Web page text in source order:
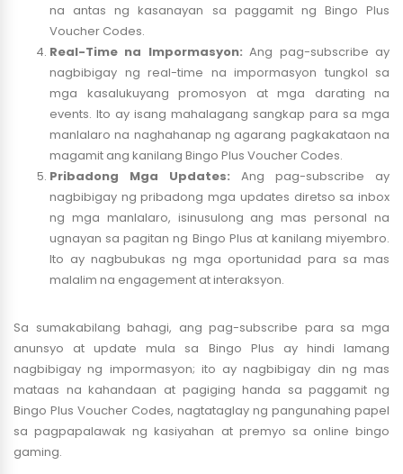
na antas ng kasanayan sa paggamit ng Bingo Plus
Voucher Codes.
Real-Time na Impormasyon:Ang pag-subscribe ay
nagbibigay ng real-time na impormasyon tungkol sa
mga kasalukuyang promosyon at mga darating na
events. Ito ay isang mahalagang sangkap para sa mga
manlalaro na naghahanap ng agarang pagkakataon na
magamit ang kanilang Bingo Plus Voucher Codes.
Pribadong Mga Updates: Ang pag-subscribe ay
nagbibigay ng pribadong mga updates diretso sa inbox
ng mga manlalaro, isinusulong ang mas personal na
ugnayan sa pagitan ng Bingo Plus at kanilang miyembro.
Ito ay nagbubukas ng mga oportunidad para sa mas
malalim na engagement at interaksyon.
Sa sumakabilang bahagi, ang pag-subscribe para sa mga
anunsyo at update mula sa Bingo Plus ay hindi lamang
nagbibigay ng impormasyon; ito ay nagbibigay din ng mas
mataas na kahandaan at pagiging handa sa paggamit ng
Bingo Plus Voucher Codes, nagtataglay ng pangunahing papel
sa pagpapalawak ng kasiyahan at premyo sa online bingo
gaming.